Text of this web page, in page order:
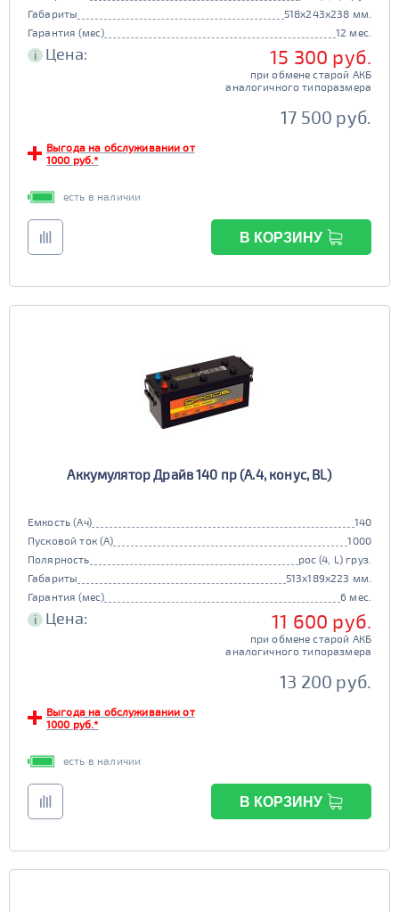
Габариты
518x243x238 мм.
Гарантия (мес)
12 мес.
i Цена: 15 300 руб.
при обмене старой АКБ
аналогичного типоразмера
17 500 руб.
Выгода на обслуживании от
1000 руб.*
есть в наличии
В КОРЗИНУ
Аккумулятор Драйв 140 пр (A.4, конус, BL)
Емкость (Ач)
140
Пусковой ток (А)
1000
Полярность
рос (4, L) груз.
Габариты
513x189x223 мм.
Гарантия (мес)
6 мес.
i Цена: 11 600 руб.
при обмене старой АКБ
аналогичного типоразмера
13 200 руб.
Выгода на обслуживании от
1000 руб.*
есть в наличии
В КОРЗИНУ